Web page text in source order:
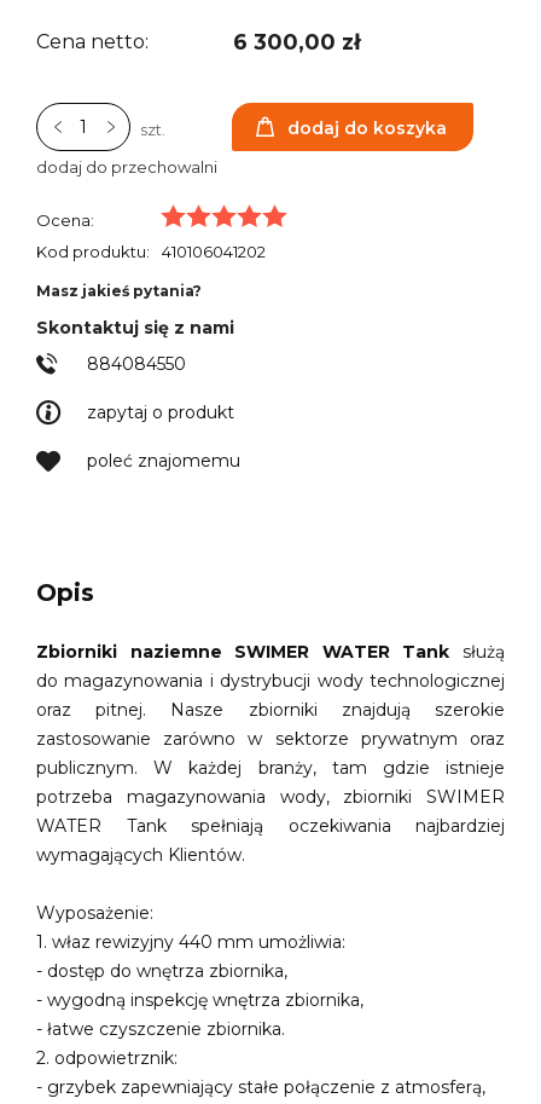
Cena netto: 6 300,00 zł
szt. dodaj do koszyka
dodaj do przechowalni
Ocena:
Kod produktu:
410106041202
zapytaj o produkt
poleć znajomemu
Masz jakieś pytania?
Skontaktuj się z nami
884084550
Opis
Zbiorniki naziemne SWIMER WATER Tank służą
do magazynowania i dystrybucji wody technologicznej
oraz pitnej. Nasze zbiorniki znajdują szerokie
zastosowanie zarówno w sektorze prywatnym oraz
publicznym. W każdej branży, tam gdzie istnieje
potrzeba magazynowania wody, zbiorniki SWIMER
WATER Tank spełniają oczekiwania najbardziej
wymagających Klientów.
Wyposażenie:
1. właz rewizyjny 440 mm umożliwia:
- dostęp do wnętrza zbiornika,
- wygodną inspekcję wnętrza zbiornika,
- łatwe czyszczenie zbiornika.
2. odpowietrznik:
- grzybek zapewniający stałe połączenie z atmosferą,